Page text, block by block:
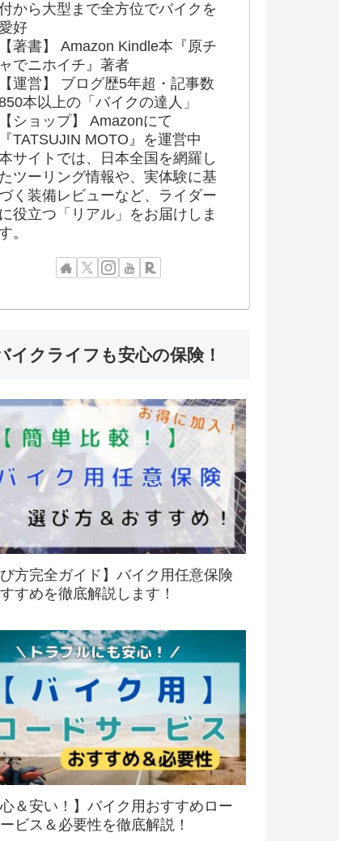
から大型まで全方位でバイクを
好
【著書】 Amazon Kindle本『原チ
ャでニホイチ』著者
【運営】 ブログ歴5年超・記事数
本以上の「バイクの達人」
【ショップ】 Amazonにて
『TATSUJIN MOTO』を運営中
サイトでは、日本全国を網羅し
たツーリング情報や、実体験に基
く装備レビューなど、ライダー
に役立つ「リアル」をお届けしま
。
イクライフも安心の保険！
び方完全ガイド】バイク用任意保険
すめを徹底解説します！
心＆安い！】バイク用おすすめロー
ービス＆必要性を徹底解説！